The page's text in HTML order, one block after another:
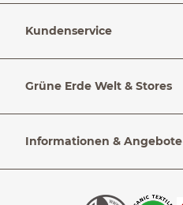
Kundenservice
Grüne Erde Welt & Stores
Informationen & Angebote